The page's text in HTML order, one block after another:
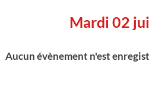
Mardi 02
Aucun évènement n'est